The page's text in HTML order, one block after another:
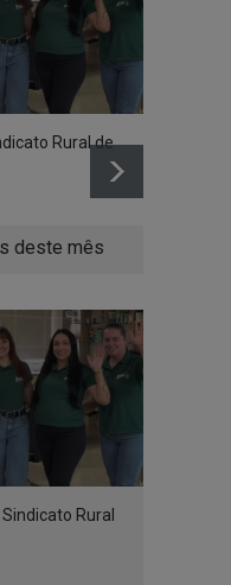
Rural de
deste mês
Rural